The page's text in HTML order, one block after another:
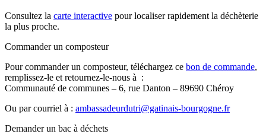
Consultez la carte interactive pour localiser rapidement la déchèterie
la plus proche.
Commander un composteur
Pour commander un composteur, téléchargez ce bon de commande,
remplissez-le et retournez-le-nous à :
Communauté de communes – 6, rue Danton – 89690 Chéroy
Ou par courriel à : ambassadeurdutri@gatinais-bourgogne.fr
Demander un bac à déchets